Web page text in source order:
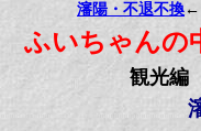
瀋陽・不退不換←
ふいちゃんの
観光編